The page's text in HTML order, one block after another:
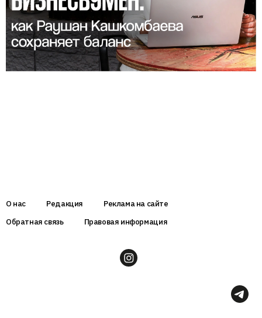
О нас Редакция
Реклама на сайте
Обратная связь
Правовая информация